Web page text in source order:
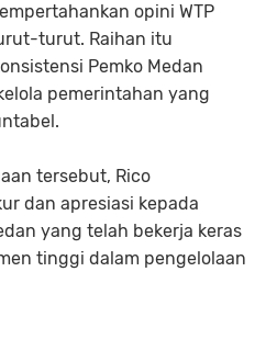
opini WTP
turut. Raihan itu
Pemko Medan
pemerintahan yang
tersebut, Rico
dan apresiasi kepada
yang telah bekerja keras
tinggi dalam pengelolaan